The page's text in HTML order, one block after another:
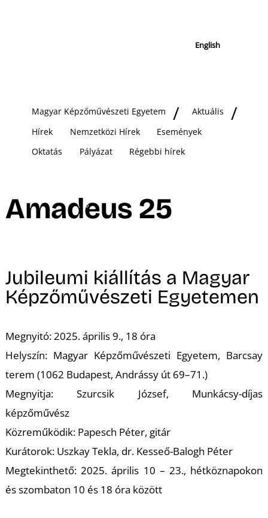
English
Magyar Képzőművészeti Egyetem
Aktuális
Hírek
Nemzetközi Hírek
Események
Oktatás
Pályázat Régebbi hírek
Amadeus 25
Jubileumi kiállítás a Magyar
Képzőművészeti Egyetemen
Megnyitó: 2025. április 9., 18 óra
Helyszín: Magyar Képzőművészeti Egyetem, Barcsay
terem (1062 Budapest, Andrássy út 69–71.)
Megnyitja: Szurcsik József, Munkácsy-díjas
képzőművész
Közreműködik: Papesch Péter, gitár
Kurátorok: Uszkay Tekla, dr. Kesseő-Balogh Péter
Megtekinthető: 2025. április 10 – 23., hétköznapokon
és szombaton 10 és 18 óra között